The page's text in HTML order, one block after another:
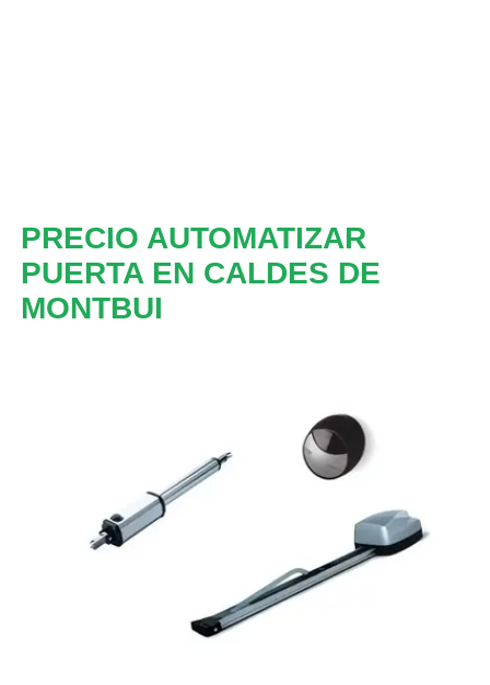
PRECIO AUTOMATIZAR
PUERTA EN CALDES DE
MONTBUI